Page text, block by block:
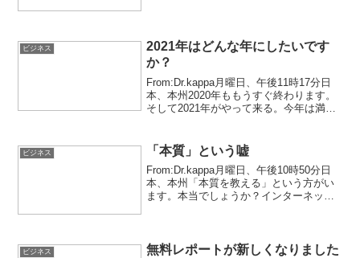
ように繰り...
ビジネス
2021年はどんな年にしたいです
か？
From:Dr.kappa月曜日、午後11時17分日
本、本州2020年ももうすぐ終わります。
そして2021年がやって来る。今年は満足
けでなく、友達や家族と会えないな
ど、...
ビジネス 「本質」という嘘
From:Dr.kappa月曜日、午後10時50分日
本、本州「本質を教える」という方がい
ます。本当でしょうか？インターネット
たなけ...
ビジネス 無料レポートが新しくなりました